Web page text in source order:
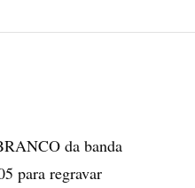
da banda
para regravar